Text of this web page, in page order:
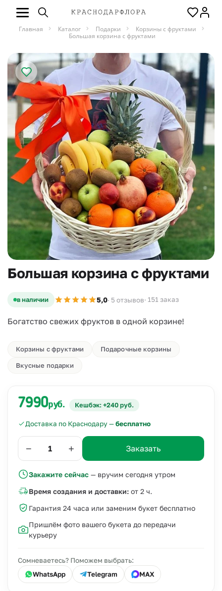
Главная Каталог Подарки
Корзины с фруктами
Большая корзина с фруктами
Большая корзина с фруктами
в наличии 5,0· 5 отзывов· 151 заказ
Богатство свежих фруктов в одной корзине!
Корзины с фруктами Подарочные корзины
Вкусные подарки
7990руб. Кешбэк: +240 руб.
Доставка по Краснодару —бесплатно
− + Заказать
Закажите сейчас — вручим сегодня утром
Время создания и доставки: от 2 ч.
Гарантия 24 часа или заменим букет бесплатно
Пришлём фото вашего букета до передачи
курьеру
Сомневаетесь? Поможем выбрать:
WhatsApp
Telegram MAX